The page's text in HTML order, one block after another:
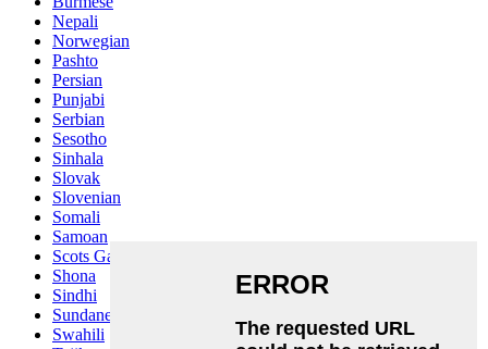
Nepali
Norwegian
Pashto
Persian
Punjabi
Serbian
Sesotho
Sinhala
Slovak
Slovenian
Somali
Samoan
Scots Gaelic
Shona
Sindhi
Sundanese
Swahili